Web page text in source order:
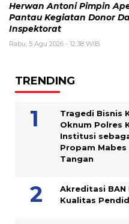
Herwan Antoni Pimpin
Pantau Kegiatan Donor
Inspektorat
Rabu, 5 Agu 2026 - 12:38 WIB
TRENDING
Tragedi Bisnis
Oknum Polres
Institusi
Propam
Tangan
Akreditasi BAN
Kualitas